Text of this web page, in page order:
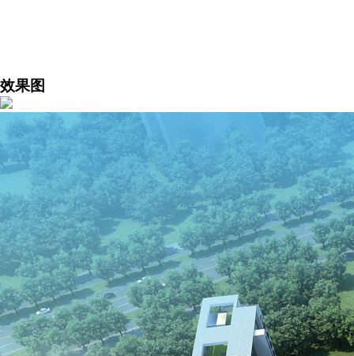
效果图